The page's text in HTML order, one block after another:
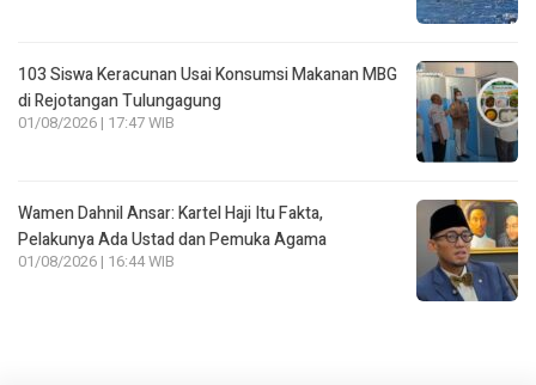
103 Siswa Keracunan Usai Konsumsi Makanan MBG
di Rejotangan Tulungagung
01/08/2026 | 17:47 WIB
Wamen Dahnil Ansar: Kartel Haji Itu Fakta,
Pelakunya Ada Ustad dan Pemuka Agama
01/08/2026 | 16:44 WIB